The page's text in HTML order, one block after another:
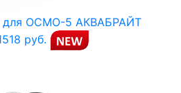
для ОСМО-5 АКВАБРАЙТ
руб.